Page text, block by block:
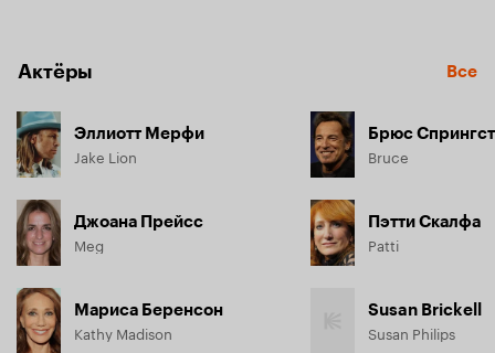
Актёры Все
Эллиотт Мерфи
Jake Lion
Джоана Прейсс
Meg
Мариса Беренсон
Kathy Madison
Брюс
Bruce
Пэтти Скалфа
Patti
Susan Brickell
Susan Philips